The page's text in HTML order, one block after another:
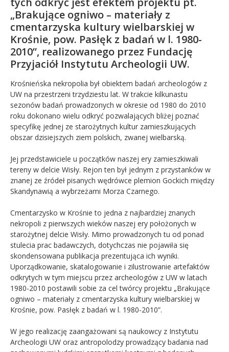
„Brakujące ogniwo – materiały z
cmentarzyska kultury wielbarskiej w
Krośnie, pow. Pasłęk z badań w l. 1980-
2010”, realizowanego przez Fundację
Przyjaciół Instytutu Archeologii UW.
Krośnieńska nekropolia był obiektem badań archeologów z
UW na przestrzeni trzydziestu lat. W trakcie kilkunastu
sezonów badań prowadzonych w okresie od 1980 do 2010
roku dokonano wielu odkryć pozwalających bliżej poznać
specyfikę jednej ze starożytnych kultur zamieszkujących
obszar dzisiejszych ziem polskich, zwanej wielbarską.
Jej przedstawiciele u początków naszej ery zamieszkiwali
tereny w delcie Wisły. Rejon ten był jednym z przystanków w
znanej ze źródeł pisanych wędrówce plemion Gockich między
Skandynawią a wybrzeżami Morza Czarnego.
Cmentarzysko w Krośnie to jedna z najbardziej znanych
nekropoli z pierwszych wieków naszej ery położonych w
starożytnej delcie Wisły. Mimo prowadzonych tu od ponad
stulecia prac badawczych, dotychczas nie pojawiła się
skondensowana publikacja prezentująca ich wyniki.
Uporządkowanie, skatalogowanie i zilustrowanie artefaktów
odkrytych w tym miejscu przez archeologów z UW w latach
1980-2010 postawili sobie za cel twórcy projektu „Brakujące
ogniwo – materiały z cmentarzyska kultury wielbarskiej w
Krośnie, pow. Pasłęk z badań w l. 1980-2010”.
W jego realizację zaangażowani są naukowcy z Instytutu
Archeologii UW oraz antropolodzy prowadzący badania nad